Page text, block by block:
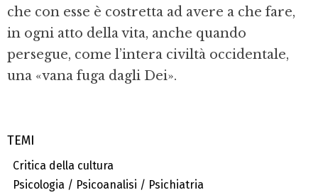
TEMI
Critica della cultura
Psicologia / Psicoanalisi / Psichiatria
che con esse è costretta ad avere a che fare,
in ogni atto della vita, anche quando
persegue, come l’intera civiltà occidentale,
una «vana fuga dagli Dei».